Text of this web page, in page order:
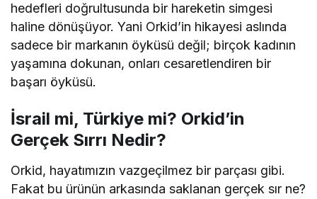
hedefleri doğrultusunda bir hareketin simgesi
haline dönüşüyor. Yani Orkid’in hikayesi aslında
sadece bir markanın öyküsü değil; birçok kadının
yaşamına dokunan, onları cesaretlendiren bir
başarı öyküsü.
İsrail mi, Türkiye mi? Orkid’in
Gerçek Sırrı Nedir?
Orkid, hayatımızın vazgeçilmez bir parçası gibi.
Fakat bu ürünün arkasında saklanan gerçek sır ne?